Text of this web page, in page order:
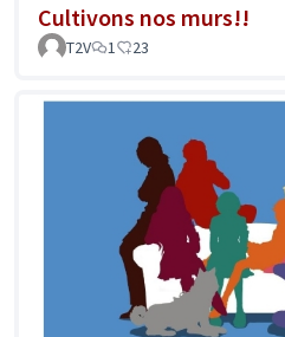
Cultivons nos murs!!
T2V
1 23